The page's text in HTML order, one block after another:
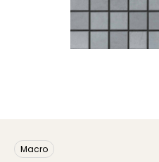
Macro